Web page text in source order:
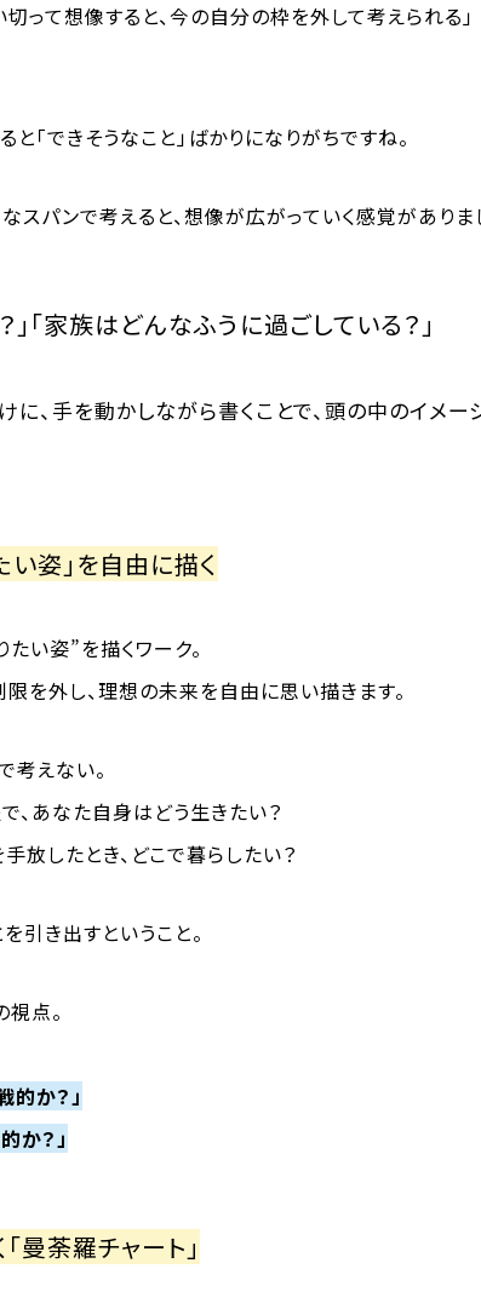
って想像すると、今の自分の枠を外して考えられる」
「できそうなこと」ばかりになりがちですね。
スパンで考えると、想像が広がっていく感覚がありま
」「家族はどんなふうに過ごしている？」
に、手を動かしながら書くことで、頭の中のイメ
い姿」を自由に描く
い姿”を描くワーク。
限を外し、理想の未来を自由に思い描きます。
考えない。
、あなた自身はどう生きたい？
放したとき、どこで暮らしたい？
引き出すということ。
点。
的か？」
か？」
曼荼羅チャート」